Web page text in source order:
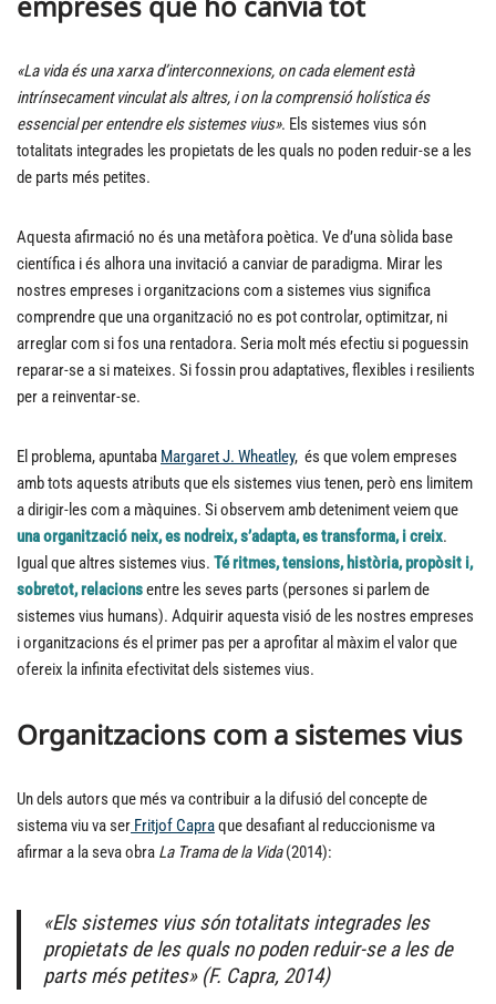
«La vida és una xarxa d’interconnexions, on cada element està
intrínsecament vinculat als altres, i on la comprensió holística és
essencial per entendre els sistemes vius». Els sistemes vius són
totalitats integrades les propietats de les quals no poden reduir-se a les
de parts més petites.
Aquesta afirmació no és una metàfora poètica. Ve d’una sòlida base
científica i és alhora una invitació a canviar de paradigma. Mirar les
nostres empreses i organitzacions com a sistemes vius significa
comprendre que una organització no es pot controlar, optimitzar, ni
arreglar com si fos una rentadora. Seria molt més efectiu si poguessin
reparar-se a si mateixes. Si fossin prou adaptatives, flexibles i resilients
per a reinventar-se.
El problema, apuntaba Margaret J. Wheatley, és que volem empreses
amb tots aquests atributs que els sistemes vius tenen, però ens limitem
a dirigir-les com a màquines. Si observem amb deteniment veiem que
una organització neix, es nodreix, s’adapta, es transforma, i creix.
Igual que altres sistemes vius. Té ritmes, tensions, història, propòsit i,
sobretot, relacionsentre les seves parts (persones si parlem de
sistemes vius humans). Adquirir aquesta visió de les nostres empreses
i organitzacions és el primer pas per a aprofitar al màxim el valor que
ofereix la infinita efectivitat dels sistemes vius.
Organitzacions com a sistemes vius
Un dels autors que més va contribuir a la difusió del concepte de
sistema viu va ser Fritjof Capraque desafiant al reduccionisme va
afirmar a la seva obra La Trama de la Vida(2014):
«Els sistemes vius són totalitats integrades les
propietats de les quals no poden reduir-se a les de
parts més petites» (F. Capra, 2014)